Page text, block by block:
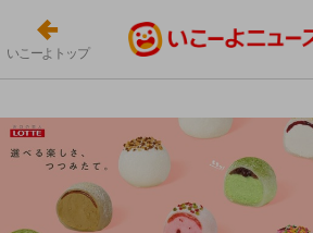
いこーよトップ